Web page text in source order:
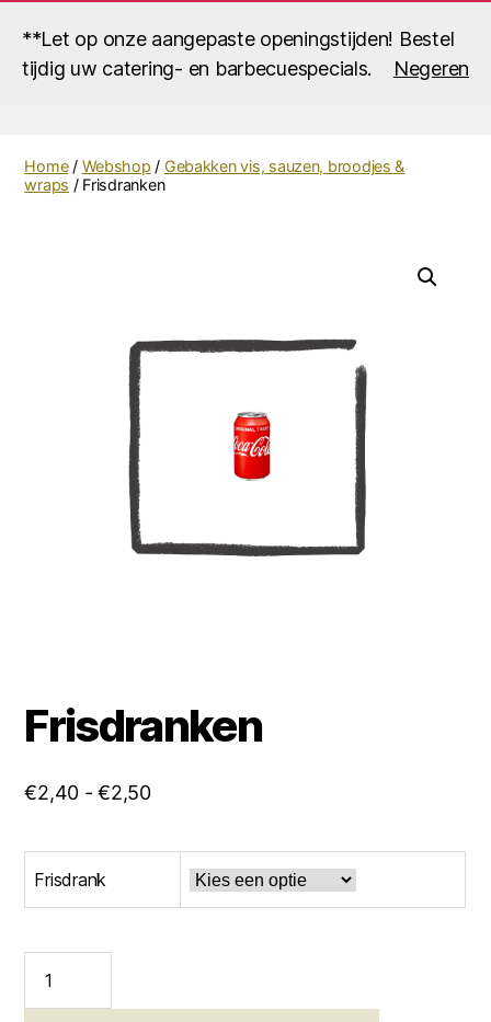
**Let op onze aangepaste openingstijden! Bestel
tijdig uw catering- en barbecuespecials.
Negeren
Home/ Webshop / Gebakken vis, sauzen, broodjes &
wraps / Frisdranken
Frisdranken
€2,40 - €2,50Prijsklasse:
tot
€2,50
Frisdrank
aantal